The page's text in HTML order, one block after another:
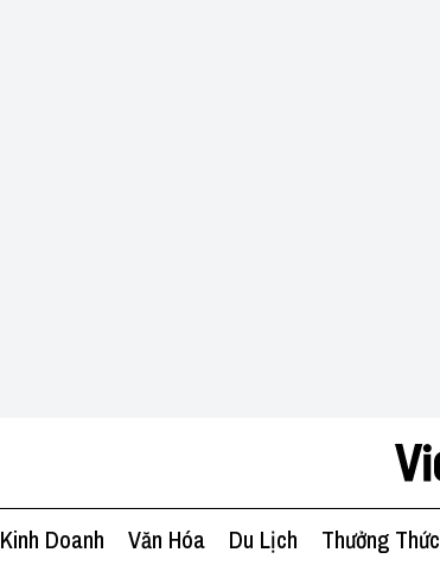
Kinh Doanh Văn Hóa Du Lịch Thưởng Thức